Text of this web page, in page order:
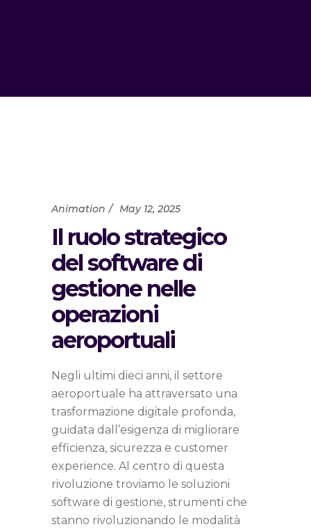
Animation May 12, 2025
Il ruolo strategico
del software di
gestione nelle
operazioni
aeroportuali
Negli ultimi dieci anni, il settore
aeroportuale ha attraversato una
trasformazione digitale profonda,
guidata dall’esigenza di migliorare
efficienza, sicurezza e customer
experience. Al centro di questa
rivoluzione troviamo le soluzioni
software di gestione, strumenti che
stanno rivoluzionando le modalità